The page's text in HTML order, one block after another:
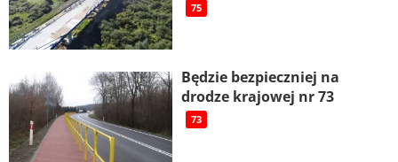
75
Będzie bezpieczniej na
drodze krajowej nr 73
73